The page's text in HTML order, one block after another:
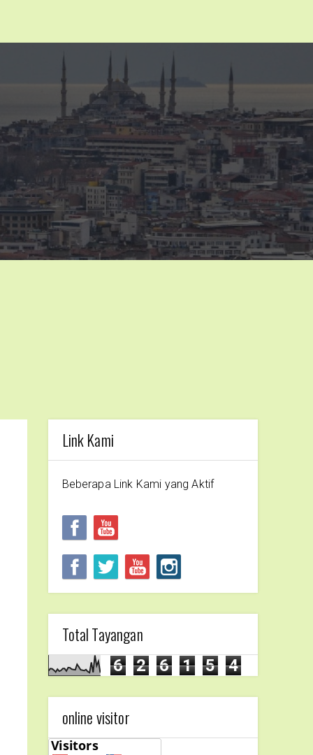
Link Kami
Beberapa Link Kami yang Aktif
Total Tayangan
6 2 6 1 5 4
online visitor